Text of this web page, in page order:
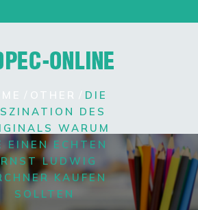
/ OTHER / DIE
DES
WARUM
EINEN ECHTEN
LUDWIG
KAUFEN
SOLLTEN